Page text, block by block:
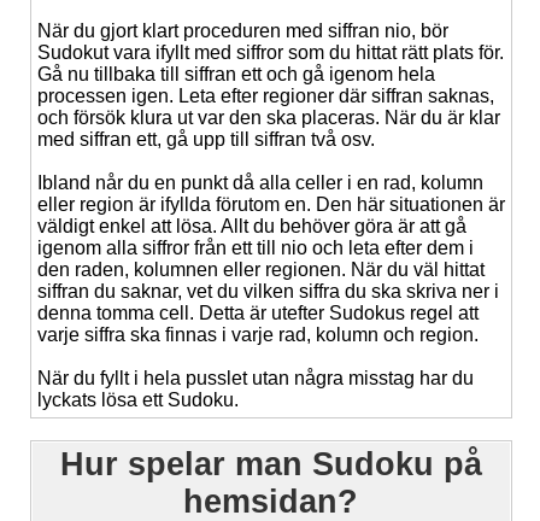
När du gjort klart proceduren med siffran nio, bör
Sudokut vara ifyllt med siffror som du hittat rätt plats för.
Gå nu tillbaka till siffran ett och gå igenom hela
processen igen. Leta efter regioner där siffran saknas,
och försök klura ut var den ska placeras. När du är klar
med siffran ett, gå upp till siffran två osv.
Ibland når du en punkt då alla celler i en rad, kolumn
eller region är ifyllda förutom en. Den här situationen är
väldigt enkel att lösa. Allt du behöver göra är att gå
igenom alla siffror från ett till nio och leta efter dem i
den raden, kolumnen eller regionen. När du väl hittat
siffran du saknar, vet du vilken siffra du ska skriva ner i
denna tomma cell. Detta är utefter Sudokus regel att
varje siffra ska finnas i varje rad, kolumn och region.
När du fyllt i hela pusslet utan några misstag har du
lyckats lösa ett Sudoku.
Hur spelar man Sudoku på
hemsidan?